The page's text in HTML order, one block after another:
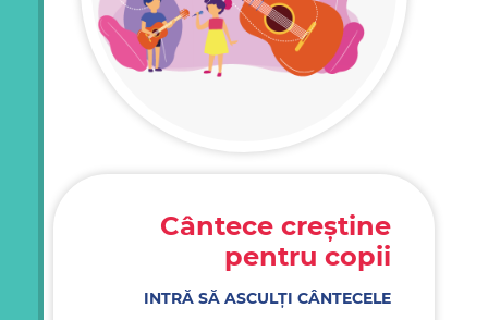
Cântece creștine
pentru copii
INTRĂ SĂ ASCULȚI CÂNTECELE